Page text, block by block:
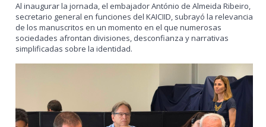
Al inaugurar la jornada, el embajador António de Almeida Ribeiro,
secretario general en funciones del KAICIID, subrayó la relevancia
de los manuscritos en un momento en el que numerosas
sociedades afrontan divisiones, desconfianza y narrativas
simplificadas sobre la identidad.